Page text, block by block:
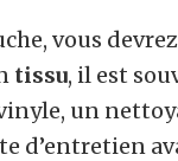
vous
tissu, il est
un
d’entretien